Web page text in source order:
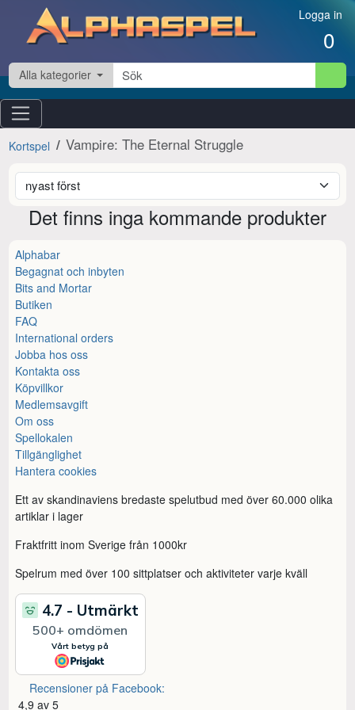
Hoppa till innehåll Logga in
0
Alla kategorier
Kortspel Vampire: The Eternal Struggle
Det finns inga kommande produkter
Alphabar
Begagnat och inbyten
Bits and Mortar
Butiken
FAQ
International orders
Jobba hos oss
Kontakta oss
Köpvillkor
Medlemsavgift
Om oss
Spellokalen
Tillgänglighet
Hantera cookies
Ett av skandinaviens bredaste spelutbud med över 60.000 olika
artiklar i lager
Fraktfritt inom Sverige från 1000kr
Spelrum med över 100 sittplatser och aktiviteter varje kväll
Recensioner på Facebook:
4,9 av 5